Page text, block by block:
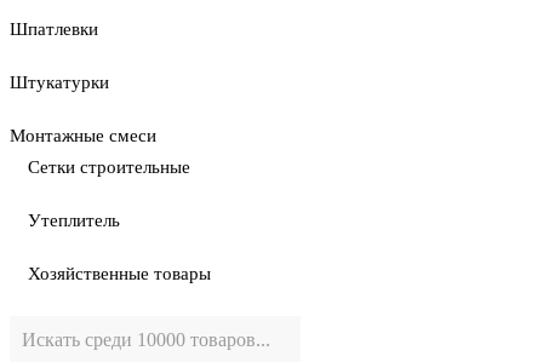
Шпатлевки
Штукатурки
Монтажные смеси
Сетки строительные
Утеплитель
Хозяйственные товары